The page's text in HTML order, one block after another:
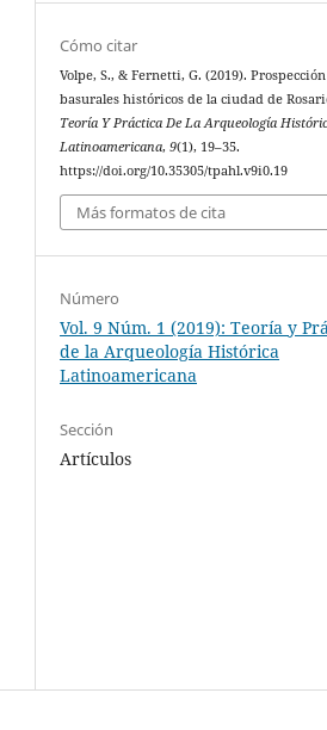
Cómo citar
Volpe, S., & Fernetti, G. (2019).
basurales históricos de la ciudad de
Teoría Y Práctica De La Arqueología
Latinoamericana,9(1), 19–35.
https://doi.org/10.35305/tpahl.v9i0.19
Más formatos de cita
Número
Vol. 9 Núm. 1 (2019): Teoría y
de la Arqueología Histórica
Latinoamericana
Sección
Artículos